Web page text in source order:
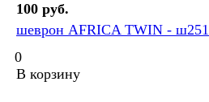
100 руб.
шеврон AFRICA TWIN - ш251
0
В корзину